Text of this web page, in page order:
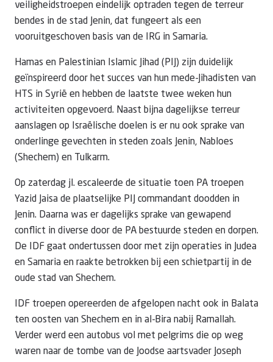
veiligheidstroepen eindelijk optraden tegen de terreur
bendes in de stad Jenin, dat fungeert als een
vooruitgeschoven basis van de IRG in Samaria.
Hamas en Palestinian Islamic Jihad (PIJ) zijn duidelijk
geïnspireerd door het succes van hun mede-Jihadisten van
HTS in Syrië en hebben de laatste twee weken hun
activiteiten opgevoerd. Naast bijna dagelijkse terreur
aanslagen op Israëlische doelen is er nu ook sprake van
onderlinge gevechten in steden zoals Jenin, Nabloes
(Shechem) en Tulkarm.
Op zaterdag jl. escaleerde de situatie toen PA troepen
Yazid Jaisa de plaatselijke PIJ commandant doodden in
Jenin. Daarna was er dagelijks sprake van gewapend
conflict in diverse door de PA bestuurde steden en dorpen.
De IDF gaat ondertussen door met zijn operaties in Judea
en Samaria en raakte betrokken bij een schietpartij in de
oude stad van Shechem.
IDF troepen opereerden de afgelopen nacht ook in Balata
ten oosten van Shechem en in al-Bira nabij Ramallah.
Verder werd een autobus vol met pelgrims die op weg
waren naar de tombe van de Joodse aartsvader Joseph